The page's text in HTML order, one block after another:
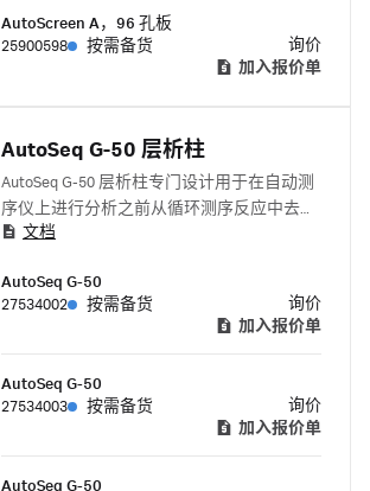
AutoScreen A，96 孔板
25900598
按需备货
询价
加入报价单
AutoSeq G-50 层析柱
AutoSeq G-50 层析柱专门设计用于在自动测
序仪上进行分析之前从循环测序反应中去除
荧光染料终止剂。
文档
AutoSeq G-50
27534002
按需备货
询价
加入报价单
AutoSeq G-50
27534003
按需备货
询价
加入报价单
AutoSeq G-50